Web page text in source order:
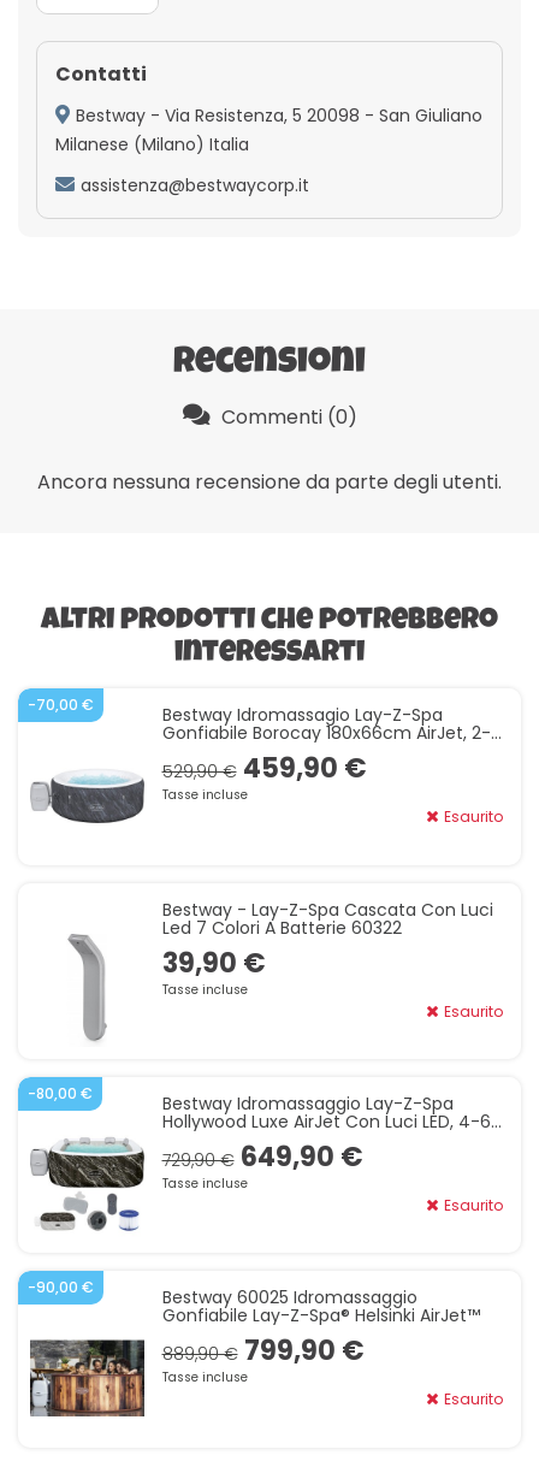
Contatti
Bestway - Via Resistenza, 5 20098 - San Giuliano
Milanese (Milano) Italia
assistenza@bestwaycorp.it
Recensioni
Commenti (0)
Ancora nessuna recensione da parte degli utenti.
Altri prodotti che potrebbero
interessarti
-70,00 € Bestway Idromassagio Lay-Z-Spa
Gonfiabile Borocay 180x66cm AirJet, 2-4
Persone 60175
529,90 € 459,90 €
Tasse incluse
Esaurito
Bestway - Lay-Z-Spa Cascata Con Luci
Led 7 Colori A Batterie 60322
39,90 €
Tasse incluse
Esaurito
-80,00 € Bestway Idromassaggio Lay-Z-Spa
Hollywood Luxe AirJet Con Luci LED, 4-6
Persone, Nero Effetto Marmo 6001F
729,90 € 649,90 €
Tasse incluse
Esaurito
-90,00 € Bestway 60025 Idromassaggio
Gonfiabile Lay-Z-Spa® Helsinki AirJet™
889,90 € 799,90 €
Tasse incluse
Esaurito